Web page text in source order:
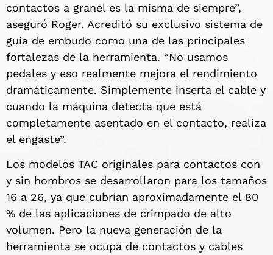
contactos a granel es la misma de siempre”,
aseguró Roger. Acreditó su exclusivo sistema de
guía de embudo como una de las principales
fortalezas de la herramienta. “No usamos
pedales y eso realmente mejora el rendimiento
dramáticamente. Simplemente inserta el cable y
cuando la máquina detecta que está
completamente asentado en el contacto, realiza
el engaste”.
Los modelos TAC originales para contactos con
y sin hombros se desarrollaron para los tamaños
16 a 26, ya que cubrían aproximadamente el 80
% de las aplicaciones de crimpado de alto
volumen. Pero la nueva generación de la
herramienta se ocupa de contactos y cables